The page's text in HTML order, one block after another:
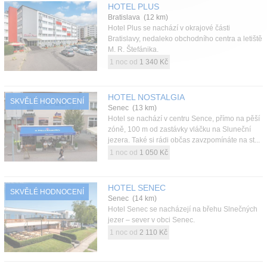
HOTEL PLUS
Bratislava (12 km)
Hotel Plus se nachází v okrajové části
Bratislavy, nedaleko obchodního centra a letiště
M. R. Štefánika.
1 noc od 1 340 Kč
SKVĚLÉ HODNOCENÍ HOTEL NOSTALGIA
Senec (13 km)
Hotel se nachází v centru Sence, přímo na pěší
zóně, 100 m od zastávky vláčku na Sluneční
jezera. Také si rádi občas zavzpomínáte na st...
1 noc od 1 050 Kč
SKVĚLÉ HODNOCENÍ HOTEL SENEC
Senec (14 km)
Hotel Senec se nacházejí na břehu Slnečných
jezer – sever v obci Senec.
1 noc od 2 110 Kč